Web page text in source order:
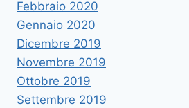
Febbraio 2020
Gennaio 2020
Dicembre 2019
Novembre 2019
Ottobre 2019
Settembre 2019